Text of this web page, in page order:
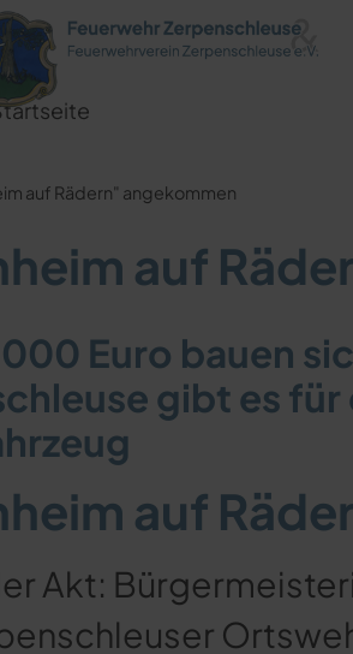
auf Rädern" angekommen
auf
Euro bauen
gibt es für
auf